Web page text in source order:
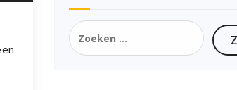
Zoeken
naar: